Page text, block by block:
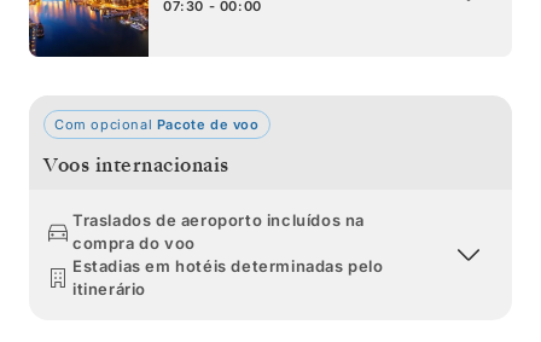
07:30 - 00:00
Com opcional Pacote de voo
Voos internacionais
Traslados de aeroporto incluídos na
compra do voo
Estadias em hotéis determinadas pelo
itinerário